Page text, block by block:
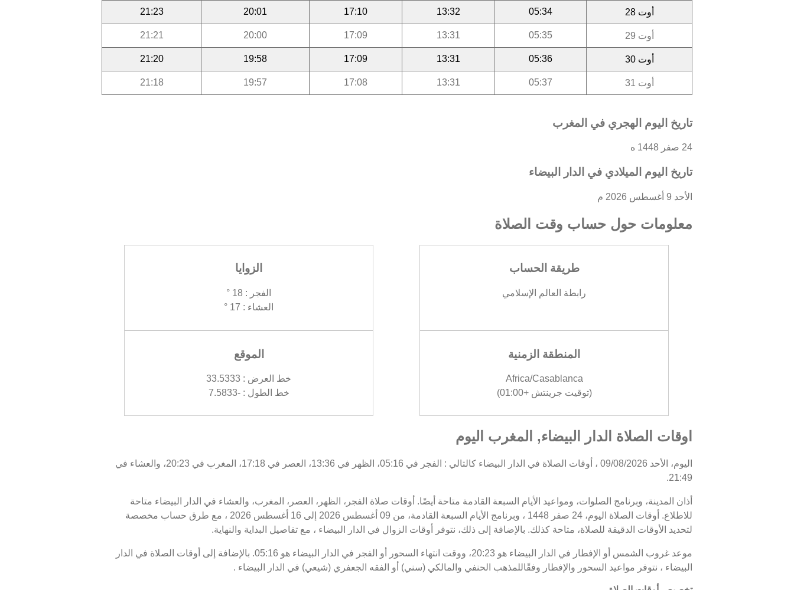
أوت 28 05:34
13:32
17:10
20:01
21:23
أوت 29 05:35
13:31
17:09
20:00
21:21
أوت 30 05:36
13:31
17:09
19:58
21:20
أوت 31 05:37
13:31
17:08
19:57
21:18
تاريخ اليوم الهجري في المغرب
24 صفر 1448 ه
تاريخ اليوم الميلادي في الدار البيضاء
الأحد 9 أغسطس 2026 م
معلومات حول حساب وقت الصلاة
طريقة الحساب
رابطة العالم الإسلامي
الزوايا
الفجر : 18 °
العشاء : 17 °
المنطقة الزمنية
Africa/Casablanca
(توقيت جرينتش +01:00)
الموقع
خط العرض : 33.5333
خط الطول : -7.5833
اوقات الصلاة الدار البيضاء, المغرب اليوم
اليوم، الأحد 09/08/2026 ، أوقات الصلاة في الدار البيضاء كالتالي : الفجر في 05:16، الظهر في 13:36، العصر في 17:18، المغرب في 20:23، والعشاء في
21:49.
أذان المدينة، وبرنامج الصلوات، ومواعيد الأيام السبعة القادمة متاحة أيضًا. أوقات صلاة الفجر، الظهر، العصر، المغرب، والعشاء في الدار البيضاء متاحة
للاطلاع. أوقات الصلاة اليوم، 24 صفر 1448 ، وبرنامج الأيام السبعة القادمة، من 09 أغسطس 2026 إلى 16 أغسطس 2026 ، مع طرق حساب مخصصة
لتحديد الأوقات الدقيقة للصلاة، متاحة كذلك. بالإضافة إلى ذلك، نتوفر أوقات الزوال في الدار البيضاء ، مع تفاصيل البداية والنهاية.
موعد غروب الشمس أو الإفطار في الدار البيضاء هو 20:23، ووقت انتهاء السحور أو الفجر في الدار البيضاء هو 05:16. بالإضافة إلى أوقات الصلاة في الدار
البيضاء ، نتوفر مواعيد السحور والإفطار وفقًاللمذهب الحنفي والمالكي (سني) أو الفقه الجعفري (شيعي) في الدار البيضاء .